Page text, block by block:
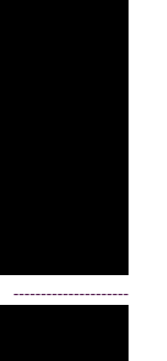
---------------------